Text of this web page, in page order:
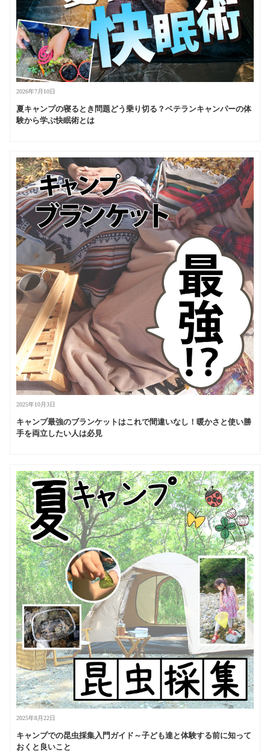
2026年7月10日
夏キャンプの寝るとき問題どう乗り切る？ベテランキャンパーの体
験から学ぶ快眠術とは
2025年10月3日
キャンプ最強のブランケットはこれで間違いなし！暖かさと使い勝
手を両立したい人は必見
2025年8月22日
キャンプでの昆虫採集入門ガイド～子ども達と体験する前に知って
おくと良いこと